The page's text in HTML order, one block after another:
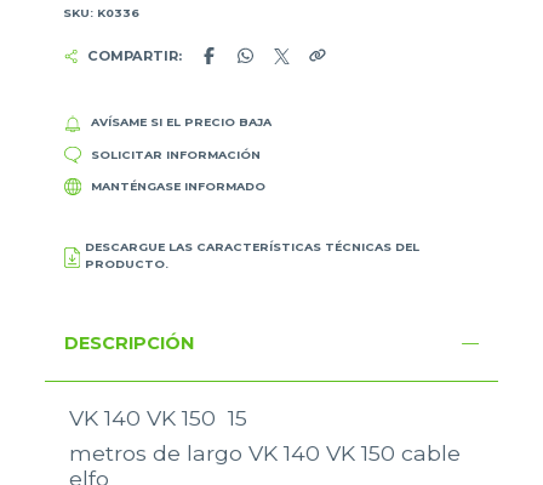
SKU: K0336
COMPARTIR:
AVÍSAME SI EL PRECIO BAJA
SOLICITAR INFORMACIÓN
MANTÉNGASE INFORMADO
DESCARGUE LAS CARACTERÍSTICAS TÉCNICAS DEL
PRODUCTO.
DESCRIPCIÓN
VK 140 VK 150 15
metros de largo VK 140 VK 150 cable
elfo